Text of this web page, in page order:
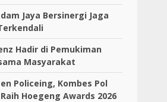
Jaya Bersinergi Jaga
Hadir di Pemukiman
Masyarakat
Policeing, Kombes Pol
Hoegeng Awards 2026